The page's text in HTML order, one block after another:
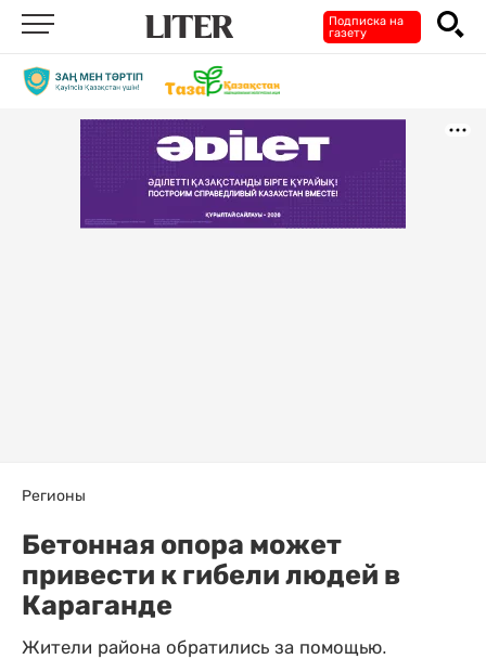
Подписка на
газету
Регионы
Бетонная опора может
привести к гибели людей в
Караганде
Жители района обратились за помощью.